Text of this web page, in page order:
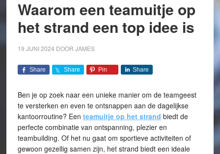
Waarom een teamuitje op
het strand een top idee is
19 JUNI 2024 DOOR JAMES
Share Share Pin Share
Ben je op zoek naar een unieke manier om de teamgeest
te versterken en even te ontsnappen aan de dagelijkse
kantoorroutine? Een teamuitje op het strand biedt de
perfecte combinatie van ontspanning, plezier en
teambuilding. Of het nu gaat om sportieve activiteiten of
gewoon gezellig samen zijn, het strand biedt een ideale